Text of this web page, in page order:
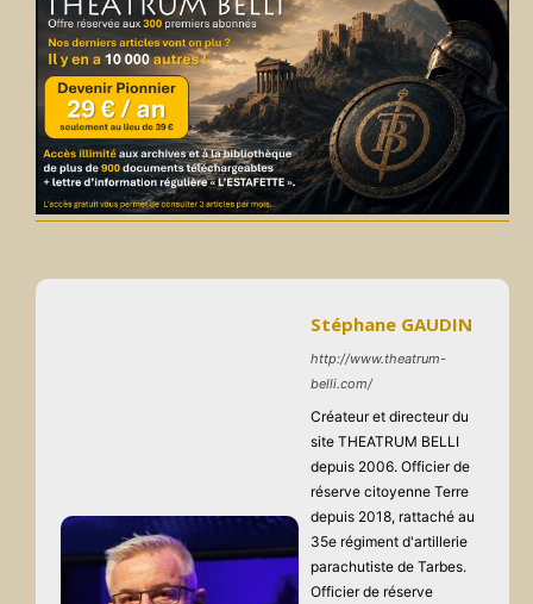
Stéphane GAUDIN
http://www.theatrum-
belli.com/
Créateur et directeur du
site THEATRUM BELLI
depuis 2006. Officier de
réserve citoyenne Terre
depuis 2018, rattaché au
35e régiment d'artillerie
parachutiste de Tarbes.
Officier de réserve